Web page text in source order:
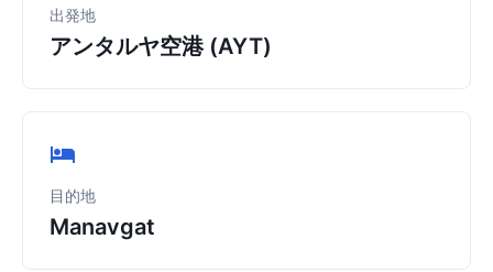
出発地
アンタルヤ空港 (AYT)
目的地
Manavgat